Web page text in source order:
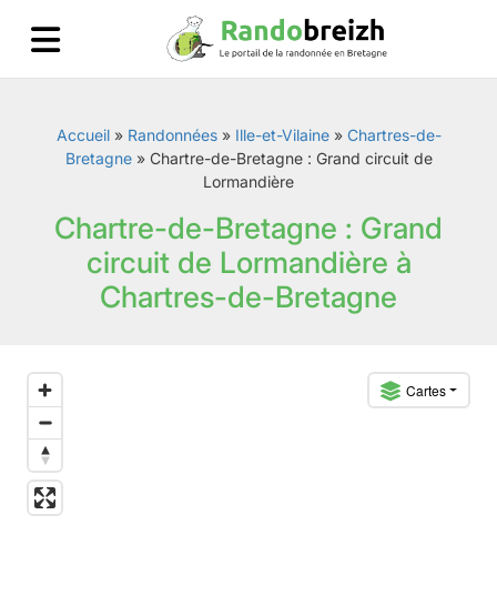
Accueil» Randonnées» Ille-et-Vilaine» Chartres-de-
Bretagne» Chartre-de-Bretagne : Grand circuit de
Lormandière
Chartre-de-Bretagne : Grand
circuit de Lormandière à
Chartres-de-Bretagne
Cartes